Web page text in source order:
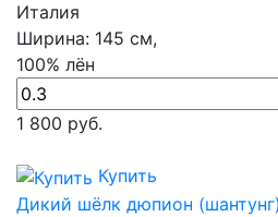
Италия
Ширина: 145 см,
100% лён
1 800руб.
Купить
Дикий шёлк дюпион (шантунг)